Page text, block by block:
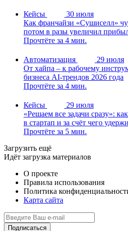
Кейсы
30 июля
Как франчайзи «Сушиселл»
потом в разы увеличил
Прочтёте за 4 мин.
Автоматизация
29 июля
От хайпа – к рабочему
бизнеса AI-трендов 2026 года
Прочтёте за 4 мин.
Кейсы
29 июля
«Решаем все задачи сразу»:
в стартап и за счёт чего
Прочтёте за 5 мин.
Загрузить ещё
Идёт загрузка материалов
О проекте
Правила использования
Политика
Карта сайта